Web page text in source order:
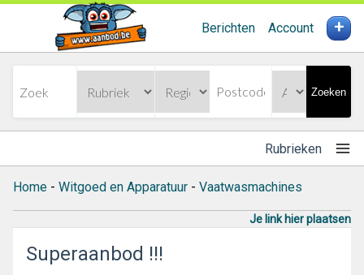
Berichten Account +
Zoeken
Rubrieken
Home - Witgoed en Apparatuur - Vaatwasmachines
Je link hier plaatsen
Superaanbod !!!